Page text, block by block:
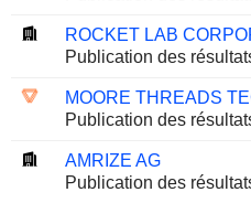
ROCKET LAB
Publication des
Publication des
AMRIZE AG
Publication des